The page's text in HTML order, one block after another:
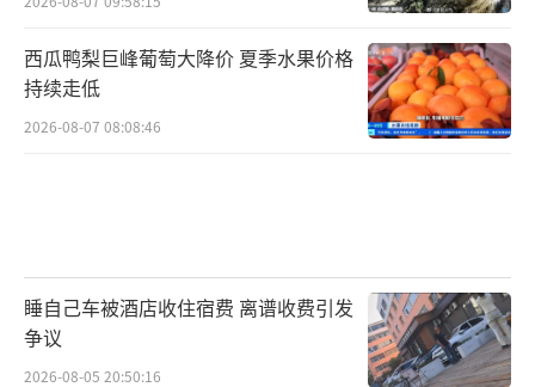
西瓜鸭梨巨峰葡萄大降价 夏季水果价格
持续走低
2026-08-07 08:08:46
睡自己车被酒店收住宿费 离谱收费引发
争议
2026-08-05 20:50:16